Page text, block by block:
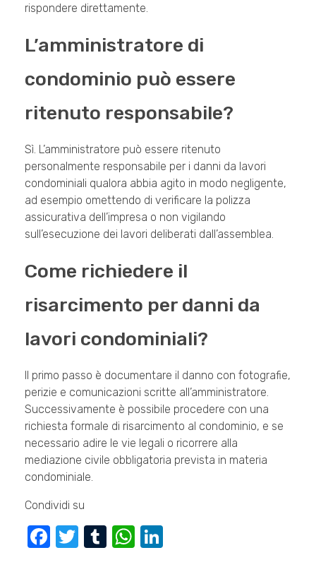
rispondere direttamente.
L’amministratore di
condominio può essere
ritenuto responsabile?
Sì. L’amministratore può essere ritenuto
personalmente responsabile per i danni da lavori
condominiali qualora abbia agito in modo negligente,
ad esempio omettendo di verificare la polizza
assicurativa dell’impresa o non vigilando
sull’esecuzione dei lavori deliberati dall’assemblea.
Come richiedere il
risarcimento per danni da
lavori condominiali?
Il primo passo è documentare il danno con fotografie,
perizie e comunicazioni scritte all’amministratore.
Successivamente è possibile procedere con una
richiesta formale di risarcimento al condominio, e se
necessario adire le vie legali o ricorrere alla
mediazione civile obbligatoria prevista in materia
condominiale.
Condividi su
F
T
T
W